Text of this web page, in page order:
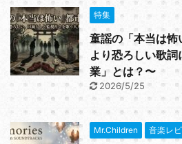
特集
童謡の「本当は
より恐ろしい歌
業」とは？〜
2026/5/25
Mr.Children 音楽レ